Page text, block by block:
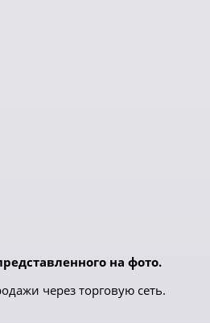
на фото.
через торговую сеть.